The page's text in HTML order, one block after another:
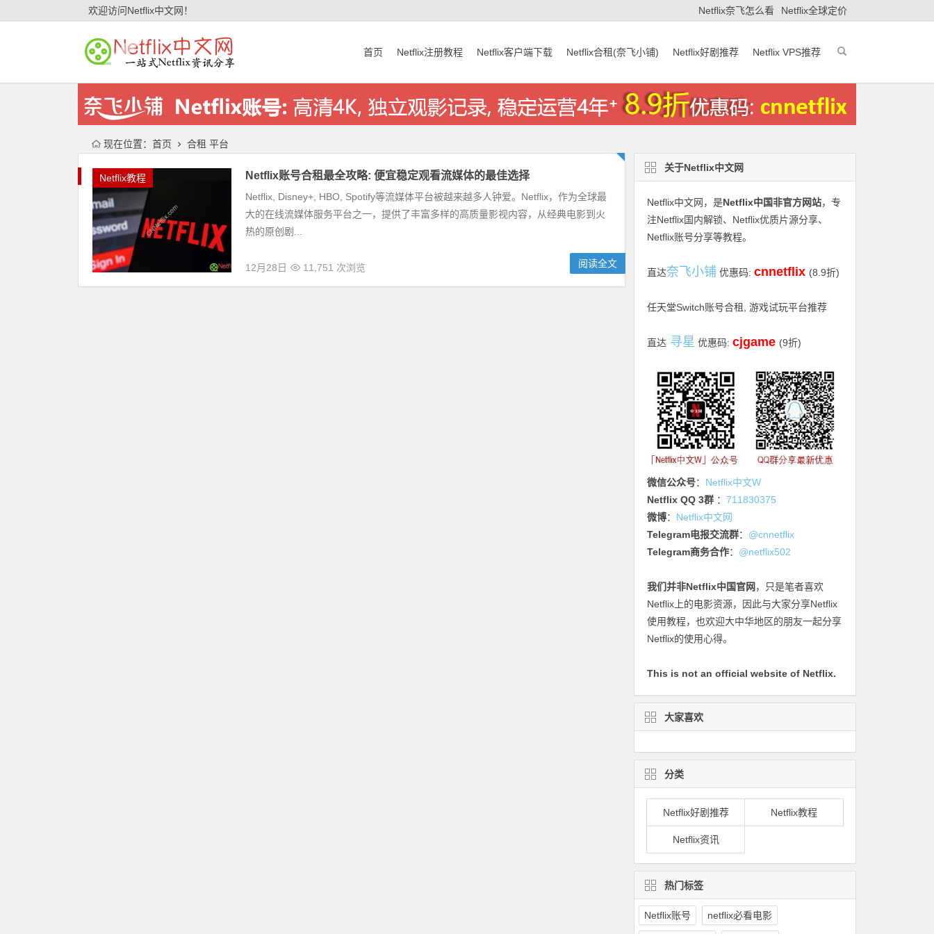
欢迎访问Netflix中文网！ Netflix奈飞怎么看 Netflix全球定价
首页 Netflix注册教程 Netflix客户端下载 Netflix合租(奈飞小铺) Netflix好剧推荐 Netflix VPS推荐
现在位置： 首页 合租 平台
Netflix教程 Netflix账号合租最全攻略: 便宜稳定观看流媒体的最佳选择
Netflix, Disney+, HBO, Spotify等流媒体平台被越来越多人钟爱。Netflix，作为全球最
大的在线流媒体服务平台之一，提供了丰富多样的高质量影视内容，从经典电影到火
热的原创剧...
12月28日 11,751 次浏览 阅读全文
关于Netflix中文网
Netflix中文网 ，是Netflix中国非官方网站，专
注Netflix国内解锁、Netflix优质片源分享、
Netflix账号分享等教程。
直达奈飞小铺 优惠码: cnnetflix (8.9折)
任天堂Switch账号合租, 游戏试玩平台推荐
直达寻星 优惠码: cjgame (9折)
微信公众号： Netflix中文W
Netflix QQ 3群 ： 711830375
微博： Netflix中文网
Telegram电报交流群： @cnnetflix
Telegram商务合作： @netflix502
我们并非Netflix中国官网 ，只是笔者喜欢
Netflix上的电影资源，因此与大家分享Netflix
使用教程，也欢迎大中华地区的朋友一起分享
Netflix的使用心得。
This is not an official website of Netflix.
大家喜欢
分类
Netflix好剧推荐 Netflix教程
Netflix资讯
热门标签
Netflix账号 netflix必看电影